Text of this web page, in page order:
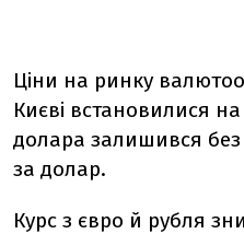
Ціни на ринку
Києві встановилися
долара залишився без
за долар.
Курс з євро й рубля